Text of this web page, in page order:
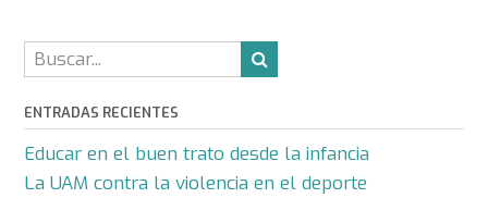
entrada
ENTRADAS RECIENTES
Educar en el buen trato desde la infancia
La UAM contra la violencia en el deporte